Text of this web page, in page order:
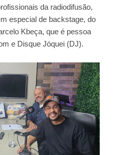
da radiodifusão,
especial de backstage, do
Kbeça, que é pessoa
e Disque Jóquei (DJ).